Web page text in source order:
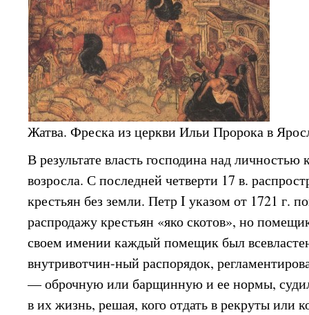
Жатва. Фреска из церкви Ильи Пророка в
В результате власть господина над
возросла. С последней четверти 17 в.
крестьян без земли. Петр I указом от 1721 г.
распродажу крестьян «яко скотов», но
своем имении каждый помещик был
внутривотчин-ный распорядок,
— оброчную или барщинную и ее нормы,
в их жизнь, решая, кого отдать в рекруты или